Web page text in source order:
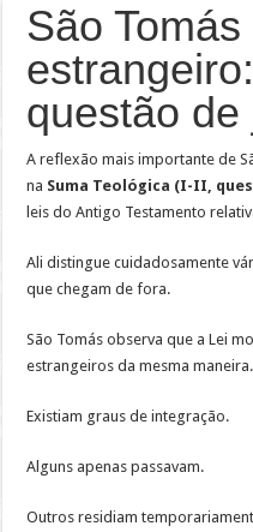
São Tomás
questão de
A reflexão mais importante de
na Suma Teológica (I-II,
leis do Antigo Testamento
Ali distingue cuidadosamente
que chegam de fora.
São Tomás observa que a Lei
estrangeiros da mesma maneira.
Existiam graus de integração.
Alguns apenas passavam.
Outros residiam